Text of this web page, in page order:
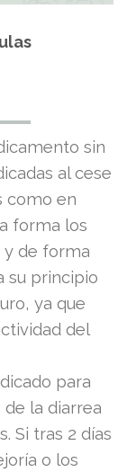
sin
al cese
como en
forma los
de forma
su principio
ya que
del
para
la diarrea
Si tras 2 días
o los